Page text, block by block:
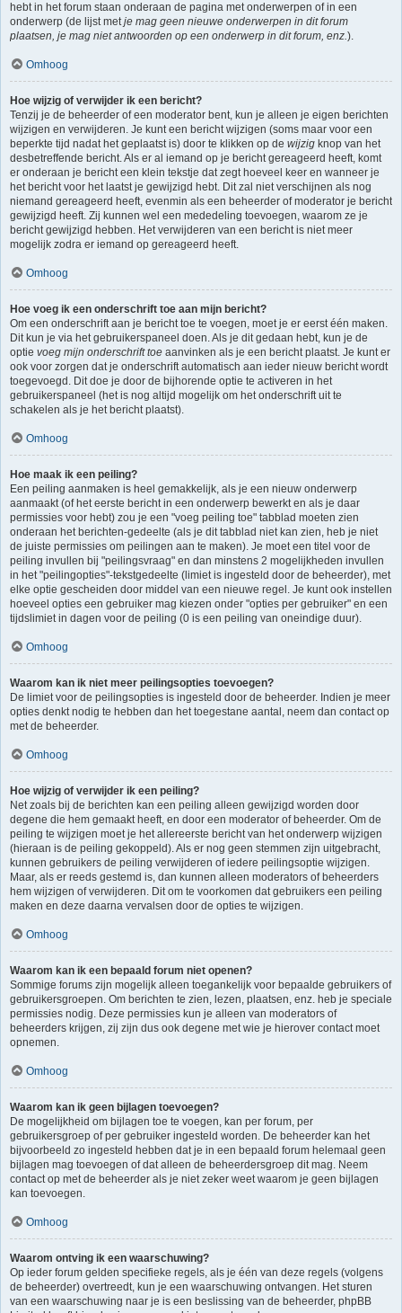
hebt in het forum staan onderaan de pagina met onderwerpen of in een
onderwerp (de lijst metje mag geen nieuwe onderwerpen in dit forum
plaatsen, je mag niet antwoorden op een onderwerp in dit forum, enz.).
Omhoog
Hoe wijzig of verwijder ik een bericht?
Tenzij je de beheerder of een moderator bent, kun je alleen je eigen berichten
wijzigen en verwijderen. Je kunt een bericht wijzigen (soms maar voor een
beperkte tijd nadat het geplaatst is) door te klikken op de wijzig knop van het
desbetreffende bericht. Als er al iemand op je bericht gereageerd heeft, komt
er onderaan je bericht een klein tekstje dat zegt hoeveel keer en wanneer je
het bericht voor het laatst je gewijzigd hebt. Dit zal niet verschijnen als nog
niemand gereageerd heeft, evenmin als een beheerder of moderator je bericht
gewijzigd heeft. Zij kunnen wel een mededeling toevoegen, waarom ze je
bericht gewijzigd hebben. Het verwijderen van een bericht is niet meer
mogelijk zodra er iemand op gereageerd heeft.
Omhoog
Hoe voeg ik een onderschrift toe aan mijn bericht?
Om een onderschrift aan je bericht toe te voegen, moet je er eerst één maken.
Dit kun je via het gebruikerspaneel doen. Als je dit gedaan hebt, kun je de
optie voeg mijn onderschrift toe aanvinken als je een bericht plaatst. Je kunt er
ook voor zorgen dat je onderschrift automatisch aan ieder nieuw bericht wordt
toegevoegd. Dit doe je door de bijhorende optie te activeren in het
gebruikerspaneel (het is nog altijd mogelijk om het onderschrift uit te
schakelen als je het bericht plaatst).
Omhoog
Hoe maak ik een peiling?
Een peiling aanmaken is heel gemakkelijk, als je een nieuw onderwerp
aanmaakt (of het eerste bericht in een onderwerp bewerkt en als je daar
permissies voor hebt) zou je een "voeg peiling toe" tabblad moeten zien
onderaan het berichten-gedeelte (als je dit tabblad niet kan zien, heb je niet
de juiste permissies om peilingen aan te maken). Je moet een titel voor de
peiling invullen bij "peilingsvraag" en dan minstens 2 mogelijkheden invullen
in het "peilingopties"-tekstgedeelte (limiet is ingesteld door de beheerder), met
elke optie gescheiden door middel van een nieuwe regel. Je kunt ook instellen
hoeveel opties een gebruiker mag kiezen onder "opties per gebruiker" en een
tijdslimiet in dagen voor de peiling (0 is een peiling van oneindige duur).
Omhoog
Waarom kan ik niet meer peilingsopties toevoegen?
De limiet voor de peilingsopties is ingesteld door de beheerder. Indien je meer
opties denkt nodig te hebben dan het toegestane aantal, neem dan contact op
met de beheerder.
Omhoog
Hoe wijzig of verwijder ik een peiling?
Net zoals bij de berichten kan een peiling alleen gewijzigd worden door
degene die hem gemaakt heeft, en door een moderator of beheerder. Om de
peiling te wijzigen moet je het allereerste bericht van het onderwerp wijzigen
(hieraan is de peiling gekoppeld). Als er nog geen stemmen zijn uitgebracht,
kunnen gebruikers de peiling verwijderen of iedere peilingsoptie wijzigen.
Maar, als er reeds gestemd is, dan kunnen alleen moderators of beheerders
hem wijzigen of verwijderen. Dit om te voorkomen dat gebruikers een peiling
maken en deze daarna vervalsen door de opties te wijzigen.
Omhoog
Waarom kan ik een bepaald forum niet openen?
Sommige forums zijn mogelijk alleen toegankelijk voor bepaalde gebruikers of
gebruikersgroepen. Om berichten te zien, lezen, plaatsen, enz. heb je speciale
permissies nodig. Deze permissies kun je alleen van moderators of
beheerders krijgen, zij zijn dus ook degene met wie je hierover contact moet
opnemen.
Omhoog
Waarom kan ik geen bijlagen toevoegen?
De mogelijkheid om bijlagen toe te voegen, kan per forum, per
gebruikersgroep of per gebruiker ingesteld worden. De beheerder kan het
bijvoorbeeld zo ingesteld hebben dat je in een bepaald forum helemaal geen
bijlagen mag toevoegen of dat alleen de beheerdersgroep dit mag. Neem
contact op met de beheerder als je niet zeker weet waarom je geen bijlagen
kan toevoegen.
Omhoog
Waarom ontving ik een waarschuwing?
Op ieder forum gelden specifieke regels, als je één van deze regels (volgens
de beheerder) overtreedt, kun je een waarschuwing ontvangen. Het sturen
van een waarschuwing naar je is een beslissing van de beheerder, phpBB